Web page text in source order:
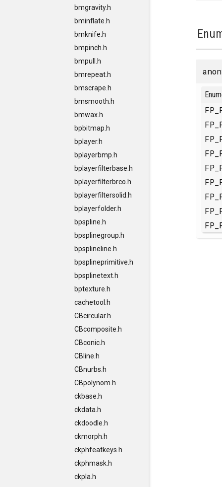
bmgravity.h
bminflate.h
bmknife.h
bmpinch.h
bmpull.h
bmrepeat.h
bmscrape.h
bmsmooth.h
bmwax.h
bpbitmap.h
bplayer.h
bplayerbmp.h
bplayerfilterbase.h
bplayerfilterbrco.h
bplayerfiltersolid.h
bplayerfolder.h
bpspline.h
bpsplinegroup.h
bpsplineline.h
bpsplineprimitive.h
bpsplinetext.h
bptexture.h
cachetool.h
CBcircular.h
CBcomposite.h
CBconic.h
CBline.h
CBnurbs.h
CBpolynom.h
ckbase.h
ckdata.h
ckdoodle.h
ckmorph.h
ckphfeatkeys.h
ckphmask.h
ckpla.h